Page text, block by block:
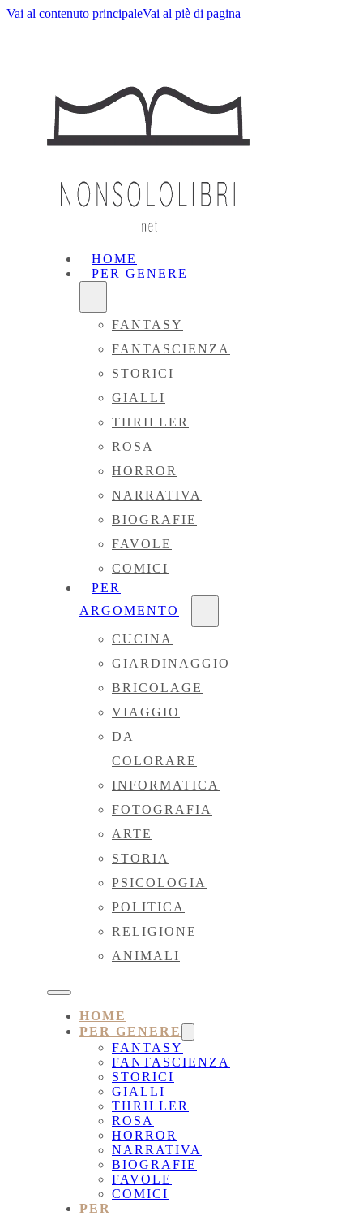
Vai al contenuto principaleVai al piè di pagina
HOME
PER GENERE
FANTASY
FANTASCIENZA
STORICI
GIALLI
THRILLER
ROSA
HORROR
NARRATIVA
BIOGRAFIE
FAVOLE
COMICI
PER
ARGOMENTO
CUCINA
GIARDINAGGIO
BRICOLAGE
VIAGGIO
DA
COLORARE
INFORMATICA
FOTOGRAFIA
ARTE
STORIA
PSICOLOGIA
POLITICA
RELIGIONE
ANIMALI
HOME
PER GENERE
FANTASY
FANTASCIENZA
STORICI
GIALLI
THRILLER
ROSA
HORROR
NARRATIVA
BIOGRAFIE
FAVOLE
COMICI
PER